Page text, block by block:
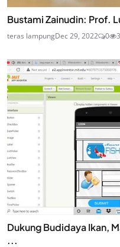
Bustami Zainudin: Prof.
teras lampungDec 29, 2022 0
Dukung Budidaya Ikan,
...